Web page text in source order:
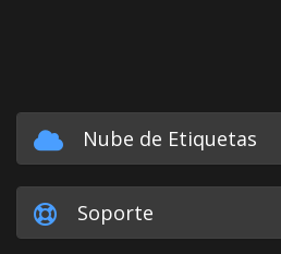
Nube de Etiquetas
Soporte